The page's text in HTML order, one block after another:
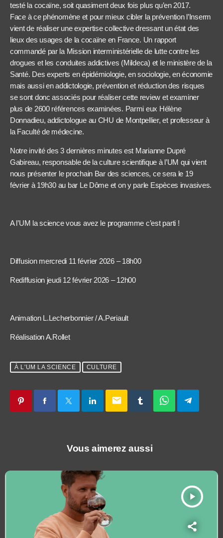
testé la cocaïne, soit quasiment deux fois plus qu’en 2017.
Face à ce phénomène et pour mieux cibler la prévention l’Inserm
vient de réaliser une expertise collective dressant un état des
lieux des usages de la cocaïne en France. Un rapport
commandé par la Mission interministérielle de lutte contre les
drogues et les conduites addictives (Mildeca) et le ministère de la
Santé. Des experts en épidémiologie, en sociologie, en économie
mais aussi en addictologie, prévention et réduction des risques
se sont donc associés pour réaliser cette review et examiner
plus de 2600 références examinées. Parmi eux Hélène
Donnadieu, addictologue au CHU de Montpellier, et professeur à
la Faculté de médecine.
Notre invité des 3 dernières minutes est Marianne Dupré
Gabireau, responsable de la culture scientifique à l’UM qui vient
nous présenter le prochain Bar des sciences, ce sera le 19
février à 19h30 au bar Le Dôme et on y parle Espèces invasives.
A l’UM la science vous avez le programme c’est parti !
Diffusion mercredi 11 février 2026 – 18h00
Rediffusion jeudi 12 février 2026 – 12h00
Animation L.Lecherbonnier / A.Periault
Réalisation A.Rollet
À L'UM LA SCIENCE CULTURE
email
Vous aimerez aussi
play_arrow